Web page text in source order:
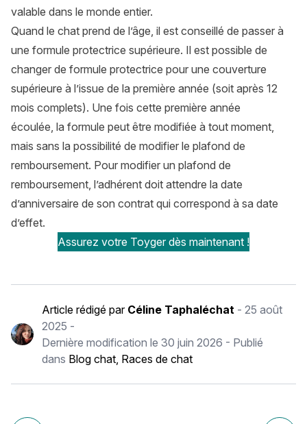
valable dans le monde entier.
Quand le chat prend de l’âge, il est conseillé de passer à
une formule protectrice supérieure. Il est possible de
changer de formule protectrice pour une couverture
supérieure à l’issue de la première année (soit après 12
mois complets). Une fois cette première année
écoulée, la formule peut être modifiée à tout moment,
mais sans la possibilité de modifier le plafond de
remboursement. Pour modifier un plafond de
remboursement, l’adhérent doit attendre la date
d’anniversaire de son contrat qui correspond à sa date
d’effet.
Assurez votre Toyger dès maintenant !
Article rédigé par Céline Taphaléchat- 25 août
2025 -
Dernière modification le 30 juin 2026 - Publié
dans Blog chat, Races de chat